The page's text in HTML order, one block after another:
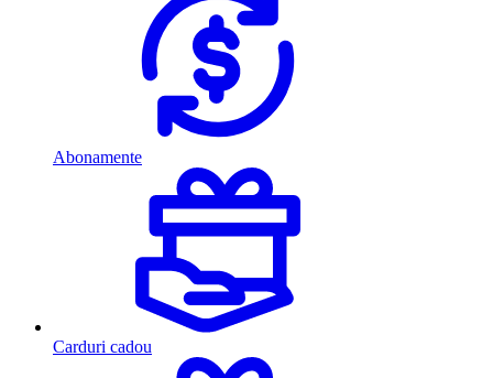
Abonamente
Carduri cadou